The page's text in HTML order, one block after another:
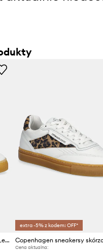
Copenhagen sneakersy skórzane Leather
extra -5% z kodem: OFF*
Cena aktualna: